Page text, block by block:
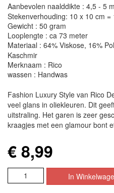
Aanbevolen naalddikte : 4,5 - 5
Stekenverhouding: 10 x 10 cm
Gewicht : 50 gram
Looplengte : ca 73 meter
Materiaal : 64% Viskose, 16%
Kaschmir
Merknaam : Rico
wassen : Handwas
Fashion Luxury Style van Rico
veel glans in oliekleuren. Dit
uitstraling. Het garen is zeer
kraagjes met een glamour bont
€ 8,99